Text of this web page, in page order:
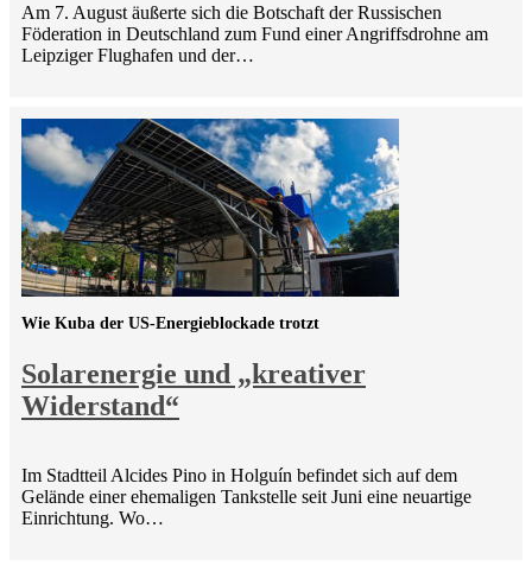
Am 7. August äußerte sich die Botschaft der Russischen
Föderation in Deutschland zum Fund einer Angriffsdrohne am
Leipziger Flughafen und der…
Solarenergie und „kreativer
Widerstand“
Wie Kuba der US-Energieblockade trotzt
Im Stadtteil Alcides Pino in Holguín befindet sich auf dem
Gelände einer ehemaligen Tankstelle seit Juni eine neuartige
Einrichtung. Wo…